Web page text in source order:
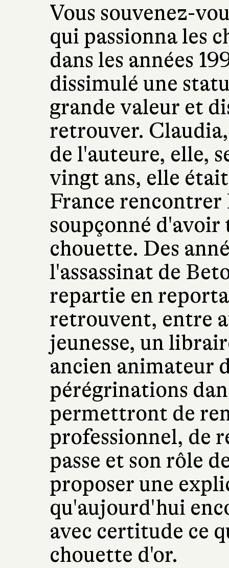
Vous souvenez-
qui passionna les
dans les années
dissimulé une
grande valeur et
retrouver.
de l'auteure, elle,
vingt ans, elle
France rencontrer
soupçonné d'avoir
chouette. Des
l'assassinat de
repartie en
retrouvent, entre
jeunesse, un
ancien animateur
pérégrinations
permettront de
professionnel, de
passe et son rôle
proposer une
qu'aujourd'hui
avec certitude ce
chouette d'or.